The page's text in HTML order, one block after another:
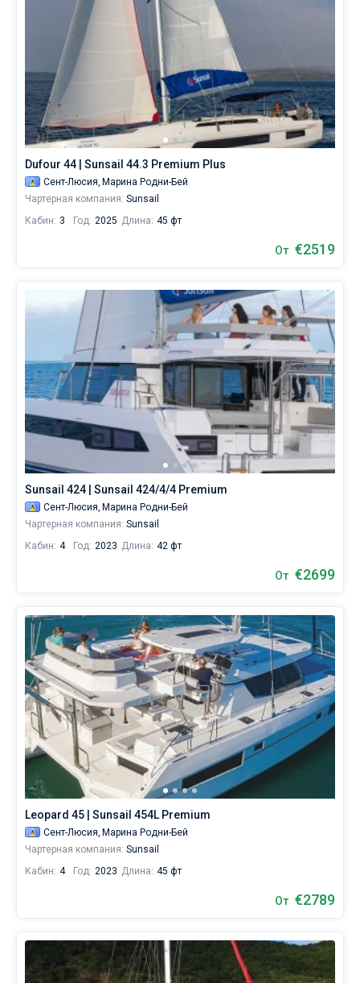
поспешите
арендовать
Сент-
Люсии
для
вашего
идеального
отдыха!
Кастри
Dufour 44 | Sunsail 44.3 Premium Plus
Сент-Люсия, Марина Родни-Бей
Чартерная компания: Sunsail
Кабин: 3 Год: 2025 Длина: 45 фт
От €2519
Sunsail 424 | Sunsail 424/4/4 Premium
Сент-Люсия, Марина Родни-Бей
Чартерная компания: Sunsail
Кабин: 4 Год: 2023 Длина: 42 фт
От €2699
Leopard 45 | Sunsail 454L Premium
Сент-Люсия, Марина Родни-Бей
Чартерная компания: Sunsail
Кабин: 4 Год: 2023 Длина: 45 фт
От €2789